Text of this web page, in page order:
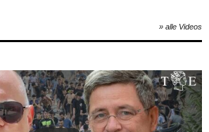
» alle Videos